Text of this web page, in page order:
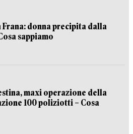
Frana: donna precipita dalla
sappiamo
maxi operazione della
100 poliziotti – Cosa